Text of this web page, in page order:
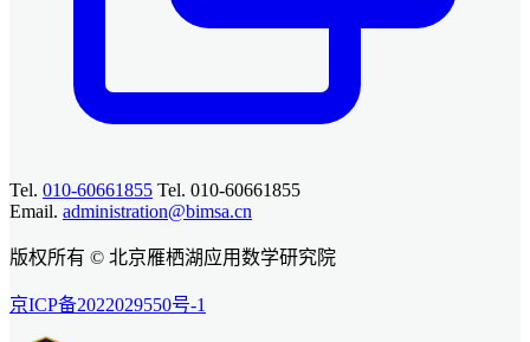
Tel. 010-60661855 Tel. 010-60661855
Email. administration@bimsa.cn
版权所有 © 北京雁栖湖应用数学研究院
京ICP备2022029550号-1